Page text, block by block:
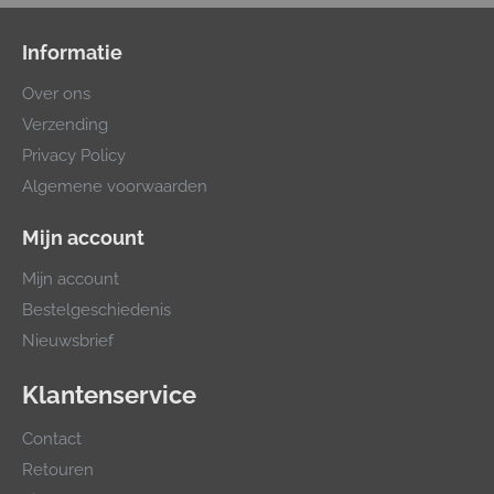
Informatie
Over ons
Verzending
Privacy Policy
Algemene voorwaarden
Mijn account
Mijn account
Bestelgeschiedenis
Nieuwsbrief
Klantenservice
Contact
Retouren